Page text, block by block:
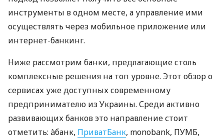
инструменты в одном месте, а управление ими
осуществлять через мобильное приложение или
интернет-банкинг.
Ниже рассмотрим банки, предлагающие столь
комплексные решения на топ уровне. Этот обзор о
сервисах уже доступных современному
предпринимателю из Украины. Среди активно
развивающих банков это направление стоит
отметить: àбанк, ПриватБанк, monobank, ПУМБ,